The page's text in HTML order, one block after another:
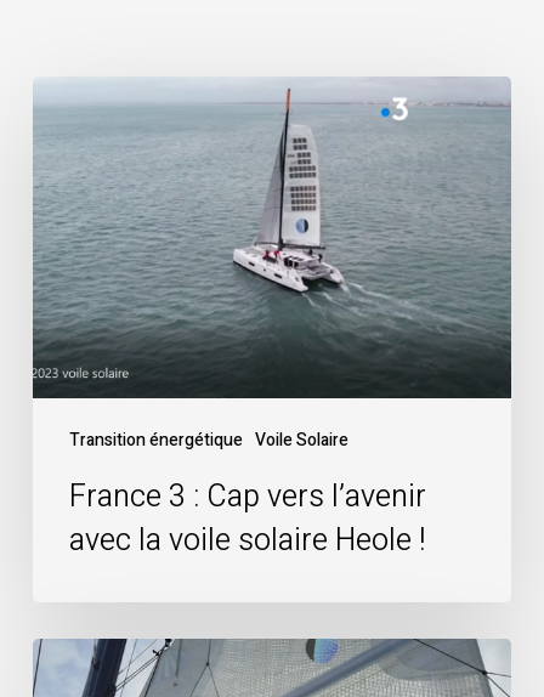
Transition énergétique Voile Solaire
France
Cap
vers
l’avenir
avec
la
voile
solaire
Heole
France 3 : Cap vers l’avenir
avec la voile solaire Heole !
La
voile